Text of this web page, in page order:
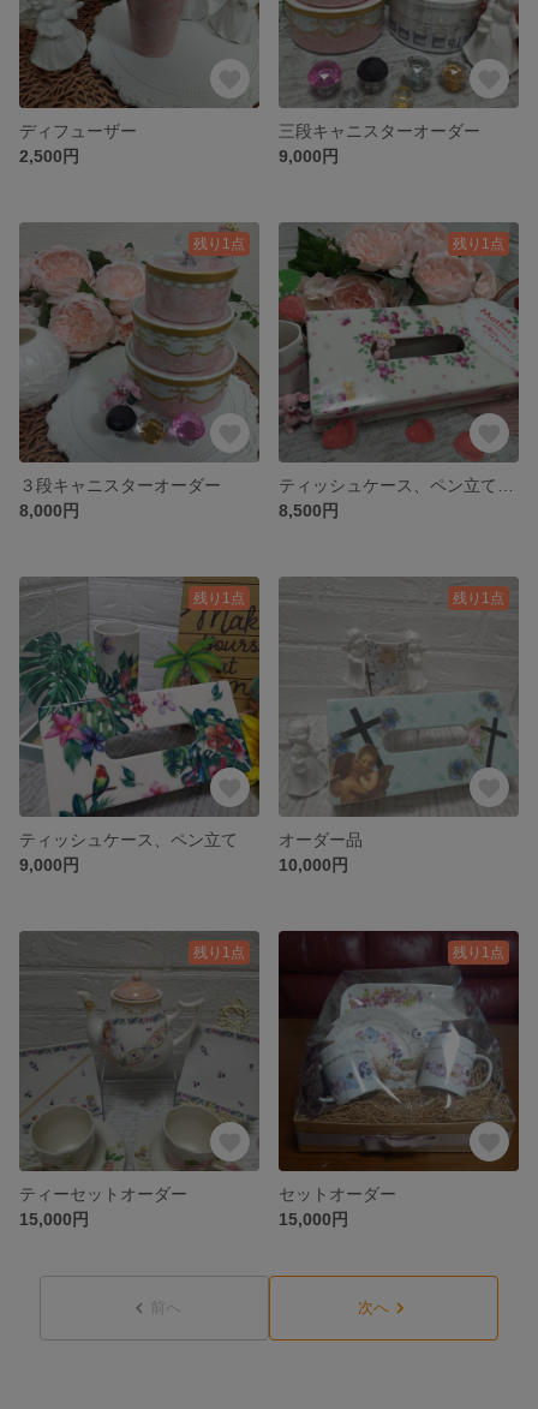
ディフューザー
2,500円
三段キャニスターオーダー
9,000円
残り1点
３段キャニスターオーダー
8,000円
残り1点
8,500円
残り1点
ティッシュケース、ペン立て
9,000円
残り1点
オーダー品
10,000円
残り1点
ティーセットオーダー
15,000円
残り1点
セットオーダー
15,000円
前へ 次へ